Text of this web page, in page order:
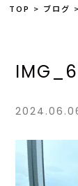
TOP > ブログ